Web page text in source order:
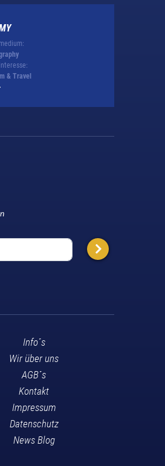
& Travel
Info´s
Wir über uns
AGB´s
Kontakt
Impressum
Datenschutz
News Blog